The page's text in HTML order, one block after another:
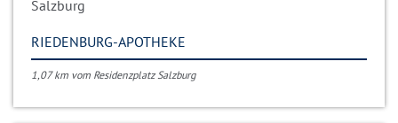
Salzburg
RIEDENBURG-APOTHEKE
1,07 km vom Residenzplatz Salzburg